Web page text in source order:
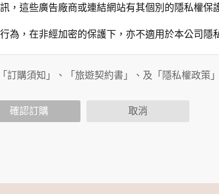
，這些廣告廠商或連結網站有其個別的隱私權
為，在非經加密的保護下，亦不適用於本公司隱
個人的資料，其範圍如下：
設備的 IP 位址、使用時間、使用的瀏覽器、瀏
身份證字號、電子郵件、出生日期、性別、行
訂購須知」、「旅遊契約書」、及「隱私權政策
確認訂購 取消